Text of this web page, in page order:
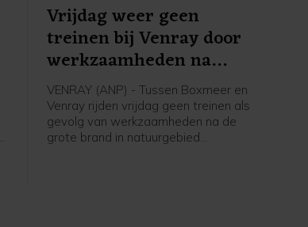
Vrijdag weer geen
treinen bij Venray door
werkzaamheden na
brand
VENRAY (ANP) - Tussen Boxmeer en
Venray rijden vrijdag geen treinen als
gevolg van werkzaamheden na de
grote brand in natuurgebied